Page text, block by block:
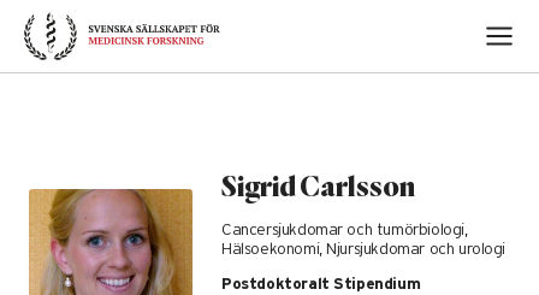
Skip
content
Sigrid Carlsson
Cancersjukdomar och tumörbiologi,
Hälsoekonomi, Njursjukdomar och urologi
Postdoktoralt Stipendium